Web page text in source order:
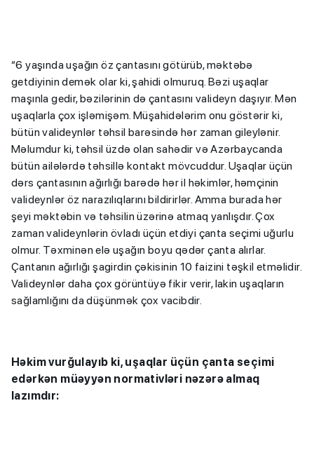
“6 yaşında uşağın öz çantasını götürüb, məktəbə
getdiyinin demək olar ki, şahidi olmuruq. Bəzi uşaqlar
maşınla gedir, bəzilərinin də çantasını valideyn daşıyır. Mən
uşaqlarla çox işləmişəm. Müşahidələrim onu göstərir ki,
bütün valideynlər təhsil barəsində hər zaman gileylənir.
Məlumdur ki, təhsil üzdə olan sahədir və Azərbaycanda
bütün ailələrdə təhsillə kontakt mövcuddur. Uşaqlar üçün
dərs çantasının ağırlığı barədə hər il həkimlər, həmçinin
valideynlər öz narazılıqlarını bildirirlər. Amma burada hər
şeyi məktəbin və təhsilin üzərinə atmaq yanlışdır. Çox
zaman valideynlərin övladı üçün etdiyi çanta seçimi uğurlu
olmur. Təxminən elə uşağın boyu qədər çanta alırlar.
Çantanın ağırlığı şagirdin çəkisinin 10 faizini təşkil etməlidir.
Valideynlər daha çox görüntüyə fikir verir, lakin uşaqların
sağlamlığını da düşünmək çox vacibdir.
Həkim vurğulayıb ki, uşaqlar üçün çanta seçimi
edərkən müəyyən normativləri nəzərə almaq
lazımdır: